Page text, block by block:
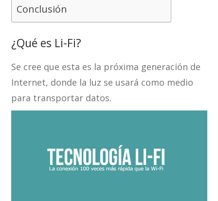
Conclusión
¿Qué es Li-Fi?
Se cree que esta es la próxima generación de
Internet, donde la luz se usará como medio
para transportar datos.